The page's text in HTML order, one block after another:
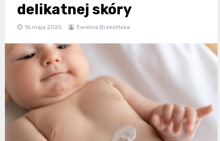
delikatnej skóry
16 maja 2025 Ewelina Brzezińska